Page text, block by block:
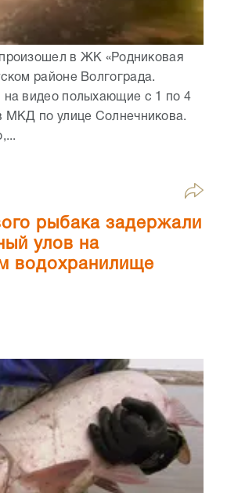
в ЖК «Родниковая
районе Волгограда.
на видео полыхающие с 1 по 4
МКД по улице Солнечникова.
рыбака задержали
улов на
водохранилище